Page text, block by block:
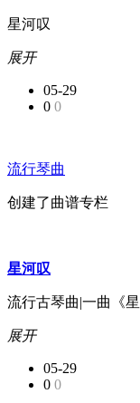
星河叹
展开
05-29
0 0
流行琴曲
创建了曲谱专栏
星河叹
流行古琴曲|一曲《
展开
05-29
0 0